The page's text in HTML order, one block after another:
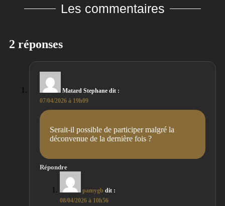
Les commentaires
2 réponses
Matard Stephane dit :
07/04/2026 à 19h09
Serait-il possible de participer malgré la
déconvenue de la dernière fois ?
Répondre
pamygb dit :
08/04/2026 à 10h56